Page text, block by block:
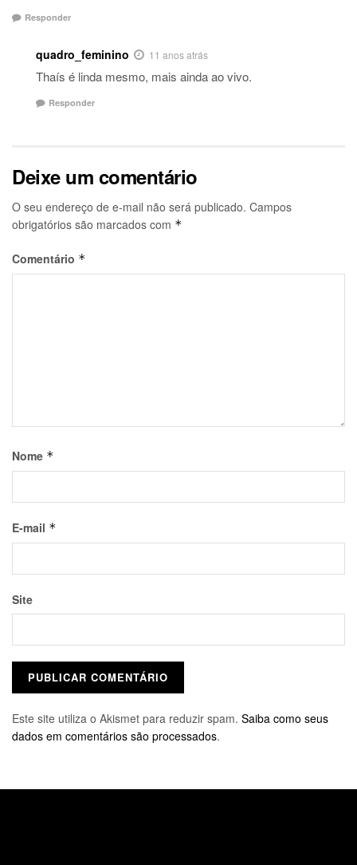
Responder
quadro_feminino 11 anos atrás
Thaís é linda mesmo, mais ainda ao vivo.
Responder
Deixe um comentário
O seu endereço de e-mail não será publicado. Campos
obrigatórios são marcados com *
Comentário *
Nome *
E-mail *
Site
Este site utiliza o Akismet para reduzir spam. Saiba como seus
dados em comentários são processados.